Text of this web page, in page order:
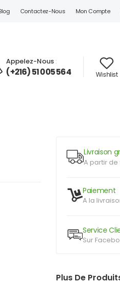
Contactez-Nous Mon Compte
Appelez-Nous :
(+216) 51 005 564 Wishlist
Livraison
A partir
Paiement
A la
Service
Sur
Plus De